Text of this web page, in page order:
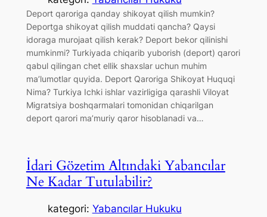
Deport qaroriga qanday shikoyat qilish mumkin?
Deportga shikoyat qilish muddati qancha? Qaysi
idoraga murojaat qilish kerak? Deport bekor qilinishi
mumkinmi? Turkiyada chiqarib yuborish (deport) qarori
qabul qilingan chet ellik shaxslar uchun muhim
ma’lumotlar quyida. Deport Qaroriga Shikoyat Huquqi
Nima? Turkiya Ichki ishlar vazirligiga qarashli Viloyat
Migratsiya boshqarmalari tomonidan chiqarilgan
deport qarori ma’muriy qaror hisoblanadi va…
İdari Gözetim Altındaki Yabancılar
Ne Kadar Tutulabilir?
kategori: Yabancılar Hukuku